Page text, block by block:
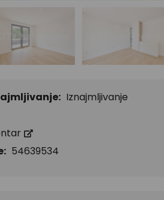
Iznajmljivanje
54639534